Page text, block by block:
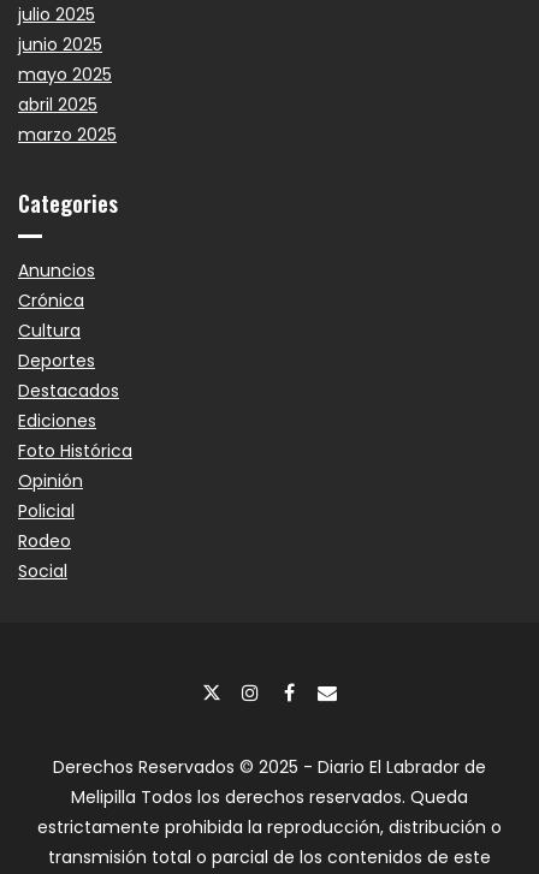
julio 2025
junio 2025
mayo 2025
abril 2025
marzo 2025
Categories
Anuncios
Crónica
Cultura
Deportes
Destacados
Ediciones
Foto Histórica
Opinión
Policial
Rodeo
Social
Derechos Reservados © 2025 - Diario El Labrador de
Melipilla Todos los derechos reservados. Queda
estrictamente prohibida la reproducción, distribución o
transmisión total o parcial de los contenidos de este